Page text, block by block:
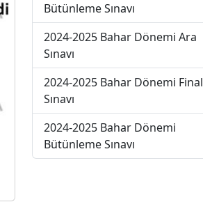
Bütünleme Sınavı
2024-2025 Bahar Dönemi Ara
Sınavı
2024-2025 Bahar Dönemi Final
Sınavı
2024-2025 Bahar Dönemi
Bütünleme Sınavı